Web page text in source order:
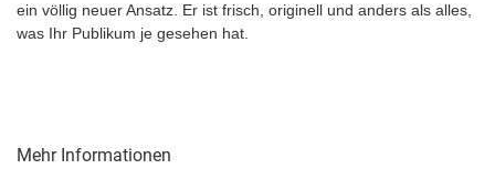
ein völlig neuer Ansatz. Er ist frisch, originell und anders als alles,
was Ihr Publikum je gesehen hat.
Mehr Informationen